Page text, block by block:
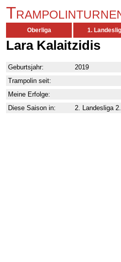
Oberliga 1.
Lara Kalaitzidis
Geburtsjahr:
2019
Trampolin seit:
Meine Erfolge:
Diese Saison in:
2. Landesliga